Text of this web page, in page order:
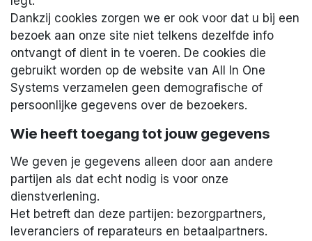
Dankzij cookies zorgen we er ook voor dat u bij een
bezoek aan onze site niet telkens dezelfde info
ontvangt of dient in te voeren. De cookies die
gebruikt worden op de website van All In One
Systems verzamelen geen demografische of
persoonlijke gegevens over de bezoekers.
Wie heeft toegang tot jouw gegevens
We geven je gegevens alleen door aan andere
partijen als dat echt nodig is voor onze
dienstverlening.
Het betreft dan deze partijen: bezorgpartners,
leveranciers of reparateurs en betaalpartners.